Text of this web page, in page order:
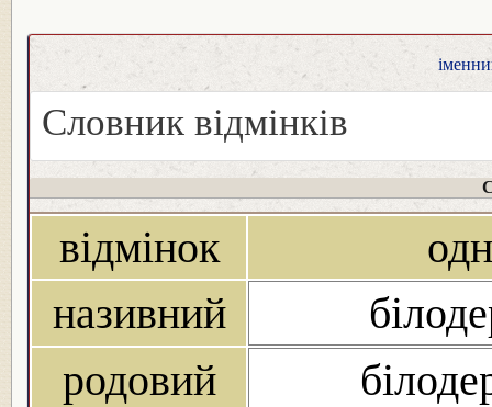
Словник відмінків
відмінок
називний
родовий